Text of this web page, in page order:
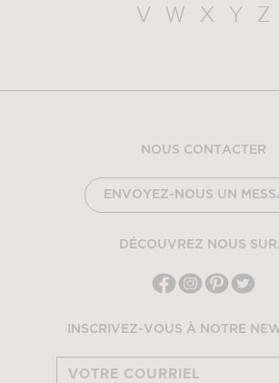
V
W X Y Z
NOUS CONTACTER
ENVOYEZ-NOUS UN
DÉCOUVREZ NOUS
INSCRIVEZ-VOUS À NOTRE